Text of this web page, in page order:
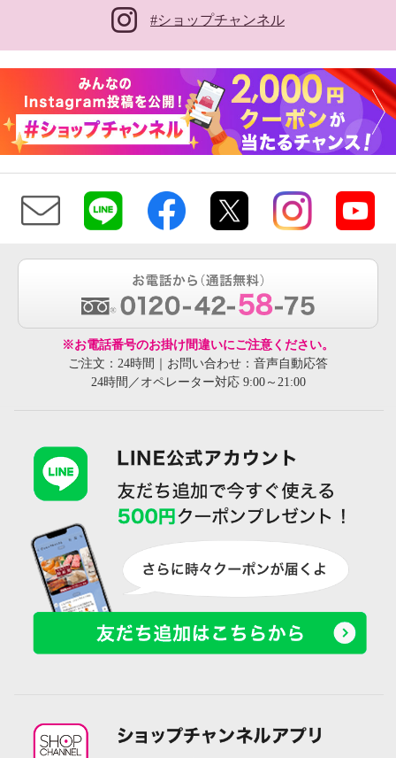
#ショップチャンネル
※お電話番号のお掛け間違いにご注意ください。
ご注文：24時間｜お問い合わせ：音声自動応答
24時間／オペレーター対応 9:00～21:00